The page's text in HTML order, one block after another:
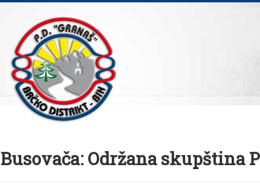
Busovača: Održana skupština